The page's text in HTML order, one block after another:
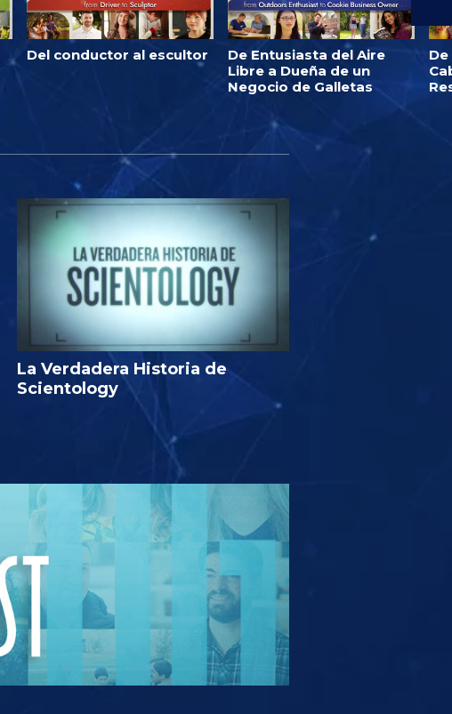
Del conductor al escultor
De Entusiasta del Aire
Libre a Dueña de un
Negocio de Galletas
La Verdadera Historia de
Scientology